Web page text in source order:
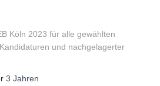
Köln 2023 für alle gewählten
und nachgelagerter
3 Jahren